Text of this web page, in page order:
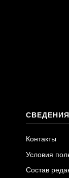
Контакты
Условия
Состав